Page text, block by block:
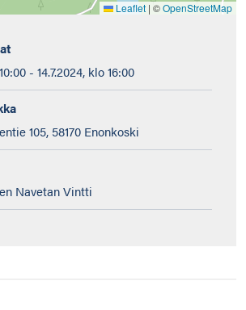
Leaflet | ©OpenStreetMap
- 14.7.2024, klo 16:00
105, 58170 Enonkoski
Navetan Vintti